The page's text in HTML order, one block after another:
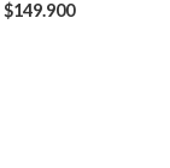
$149.900